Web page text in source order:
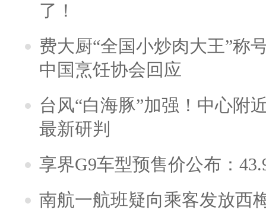
了！
费大厨“全国小炒肉大王”称
中国烹饪协会回应
台风“白海豚”加强！中心附
最新研判
享界G9车型预售价公布：
南航一航班疑向乘客发放西